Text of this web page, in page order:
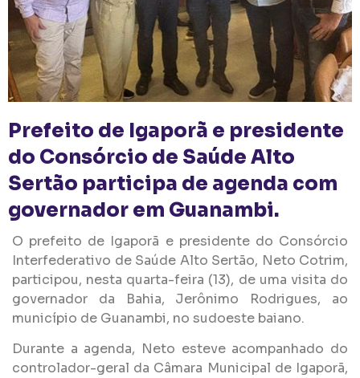
Prefeito de Igaporã e presidente
do Consórcio de Saúde Alto
Sertão participa de agenda com
governador em Guanambi.
O prefeito de Igaporã e presidente do Consórcio
Interfederativo de Saúde Alto Sertão, Neto Cotrim,
participou, nesta quarta-feira (13), de uma visita do
governador da Bahia, Jerônimo Rodrigues, ao
município de Guanambi, no sudoeste baiano.
Durante a agenda, Neto esteve acompanhado do
controlador-geral da Câmara Municipal de Igaporã,